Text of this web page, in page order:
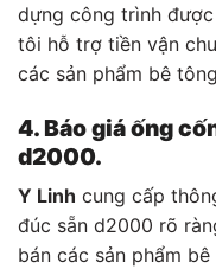
dựng công trình
tôi hỗ trợ tiền vận
các sản phẩm bê
4. Báo giá ống
d2000.
Y Linh cung cấp
đúc sẵn d2000 rõ
bán các sản phẩm